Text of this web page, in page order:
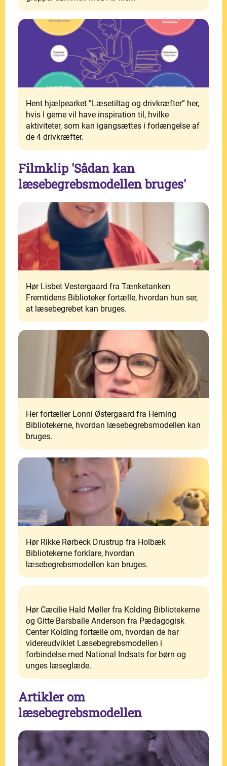
Hent hjælpearket ”Læsetiltag og drivkræfter” her,
hvis I gerne vil have inspiration til, hvilke
aktiviteter, som kan igangsættes i forlængelse af
de 4 drivkræfter.
Filmklip 'Sådan kan
læsebegrebsmodellen bruges'
Hør Lisbet Vestergaard fra Tænketanken
Fremtidens Biblioteker fortælle, hvordan hun ser,
at læsebegrebet kan bruges.
Her fortæller Lonni Østergaard fra Herning
Bibliotekerne, hvordan læsebegrebsmodellen kan
bruges.
Hør Rikke Rørbeck Drustrup fra Holbæk
Bibliotekerne forklare, hvordan
læsebegrebsmodellen kan bruges.
Hør Cæcilie Hald Møller fra Kolding Bibliotekerne
og Gitte Barsballe Anderson fra Pædagogisk
Center Kolding fortælle om, hvordan de har
videreudviklet Læsebegrebsmodellen i
forbindelse med National Indsats for børn og
unges læseglæde.
Artikler om
læsebegrebsmodellen